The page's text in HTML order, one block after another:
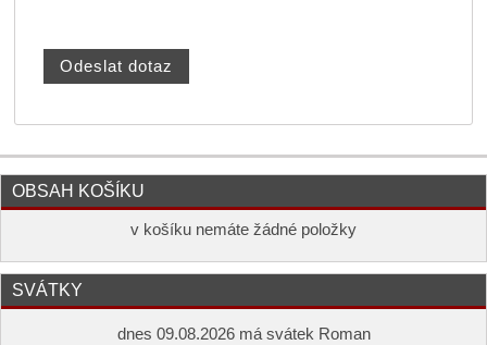
OBSAH KOŠÍKU
v košíku nemáte žádné položky
SVÁTKY
dnes 09.08.2026 má svátek Roman